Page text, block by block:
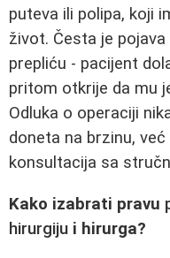
puteva ili polipa, koji
život. Česta je
prepliću - pacijent
pritom otkrije da mu
Odluka o operaciji
doneta na brzinu,
konsultacija sa
Kako izabrati pravu
hirurgiju i hirurga?